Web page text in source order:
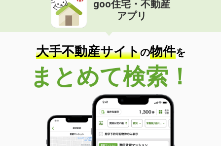
goo住宅・不動産
アプリ
大手不動産サイトの物件を
まとめて検索！